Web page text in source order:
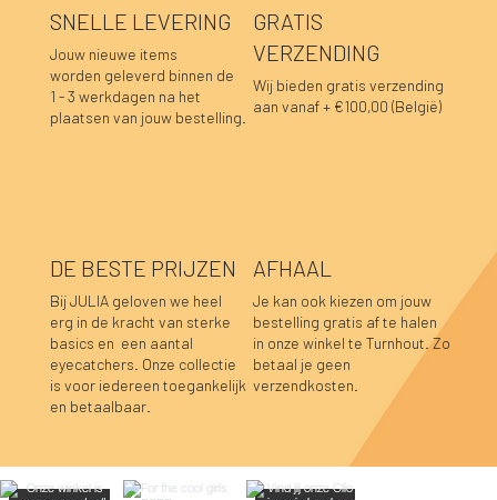
Blair sweaterjurk zwart
Prijs
€ 49,95
Blair sweaterjurk aubergine
Prijs
€ 49,95
Fay linnen top mosterdgeel
Prijs
€ 39,95
Fay linnen top olijfgroen
Prijs
€ 39,95
Lara sweater bordeaux
Prijs
€ 39,95
Hannah top prune
Prijs
€ 39,95
Hannah top choco
Prijs
€ 39,95
Caro blouse beige
Prijs
€ 44,95
Caro blouse kaki
Prijs
€ 44,95
Caro blouse donkerblauw
Prijs
€ 44,95
Caro blouse choco
Prijs
€ 44,95
Luka sweater grijs
Niet op voorraad
Luka rok grijs
Niet op voorraad
Sofie top bordeaux-donkerblauw
Niet op voorraad
Caro blouse prune
Niet op voorraad
SNELLE LEVERING
Jouw nieuwe items
worden geleverd binnen de
1 - 3 werkdagen na het
plaatsen van jouw bestelling.
GRATIS
VERZENDING
Wij bieden gratis verzending
aan vanaf + €100,00 (België)
DE BESTE PRIJZEN
Bij JULIA geloven we heel
erg in de kracht van sterke
basics en een aantal
eyecatchers. Onze collectie
is voor iedereen toegankelijk
en betaalbaar.
AFHAAL
Je kan ook kiezen om jouw
bestelling gratis af te halen
in onze winkel te Turnhout. Zo
betaal je geen
verzendkosten.